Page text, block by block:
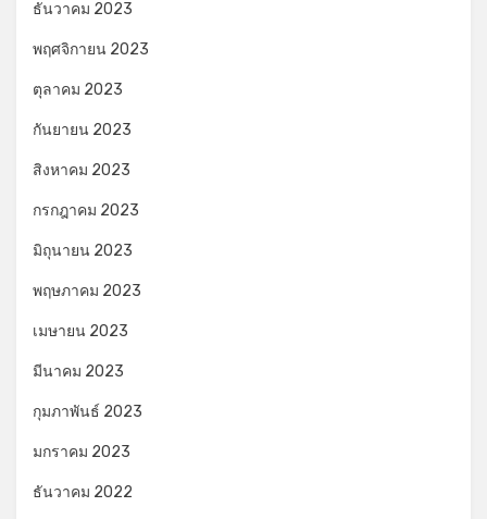
ธันวาคม 2023
พฤศจิกายน 2023
ตุลาคม 2023
กันยายน 2023
สิงหาคม 2023
กรกฎาคม 2023
มิถุนายน 2023
พฤษภาคม 2023
เมษายน 2023
มีนาคม 2023
กุมภาพันธ์ 2023
มกราคม 2023
ธันวาคม 2022